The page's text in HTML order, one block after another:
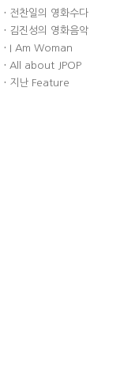
· 전찬일의 영화수다
· 김진성의 영화음악
· I Am Woman
· All about JPOP
· 지난 Feature